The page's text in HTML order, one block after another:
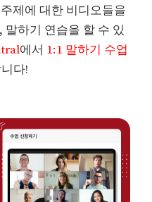
제에 대한 비디오들을
하기 연습을 할 수 있
에서 1:1 말하기 수업
다!